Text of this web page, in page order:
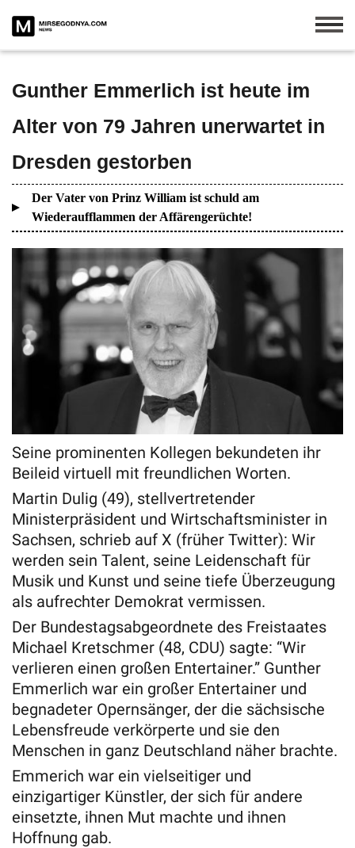
Gunther Emmerlich ist heute im
Alter von 79 Jahren unerwartet in
Dresden gestorben
Der Vater von Prinz William ist schuld am
Wiederaufflammen der Affärengerüchte!
Seine prominenten Kollegen bekundeten ihr
Beileid virtuell mit freundlichen Worten.
Martin Dulig (49), stellvertretender
Ministerpräsident und Wirtschaftsminister in
Sachsen, schrieb auf X (früher Twitter): Wir
werden sein Talent, seine Leidenschaft für
Musik und Kunst und seine tiefe Überzeugung
als aufrechter Demokrat vermissen.
Der Bundestagsabgeordnete des Freistaates
Michael Kretschmer (48, CDU) sagte: “Wir
verlieren einen großen Entertainer.” Gunther
Emmerlich war ein großer Entertainer und
begnadeter Opernsänger, der die sächsische
Lebensfreude verkörperte und sie den
Menschen in ganz Deutschland näher brachte.
Emmerich war ein vielseitiger und
einzigartiger Künstler, der sich für andere
einsetzte, ihnen Mut machte und ihnen
Hoffnung gab.